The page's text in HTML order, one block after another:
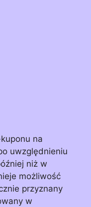
na
uwzględnieniu
niż w
możliwość
przyznany
w